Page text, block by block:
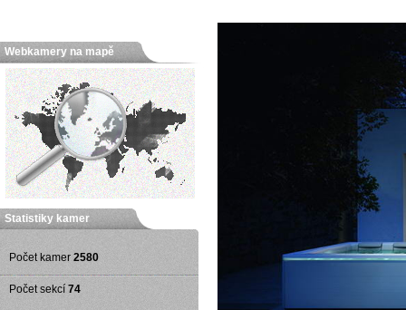
Webkamery na mapě
Statistiky kamer
Počet kamer 2580
Počet sekcí 74